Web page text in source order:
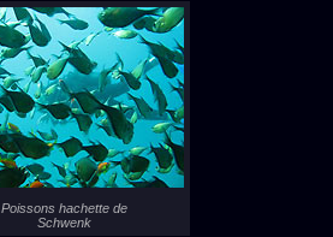
Poissons hachette de
Schwenk